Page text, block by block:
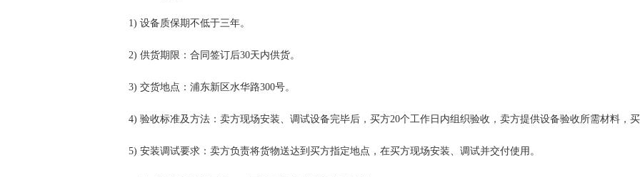
1) 设备质保期不低于三年。
2) 供货期限： 合同签订后30天内供货。
3) 交货地点：浦东新区水华路300号。
4) 验收标准及方法： 卖方现场安装、调试设备完毕后 ，买方20个工作日内组织验收， 卖方提供设备验收所需材料，
5) 安装调试要求：卖方负责将货物送达到买方指定地点，在买方现场安装、调试并交付使用。